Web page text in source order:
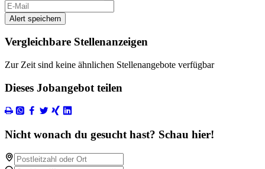
Alert speichern
Vergleichbare Stellenanzeigen
Zur Zeit sind keine ähnlichen Stellenangebote verfügbar
Dieses Jobangebot teilen
Nicht wonach du gesucht hast? Schau hier!